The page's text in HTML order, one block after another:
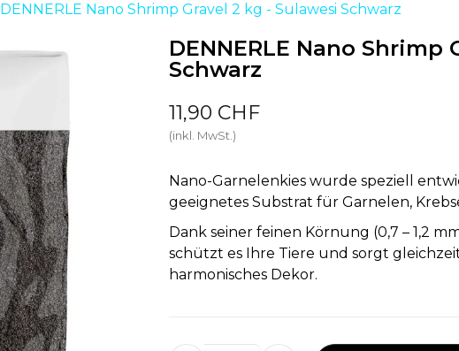
DENNERLE Nano Shrimp Gravel 2 kg - Sulawesi Schwarz
DENNERLE Nano Shrimp
Schwarz
11,90 CHF
(inkl. MwSt.)
Nano-Garnelenkies wurde speziell
geeignetes Substrat für Garnelen,
Dank seiner feinen Körnung (0,7 – 1,2
schützt es Ihre Tiere und sorgt
harmonisches Dekor.